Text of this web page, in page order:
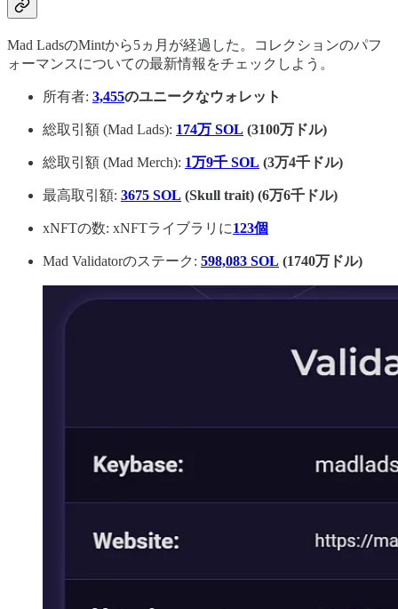
Mad LadsのMintから5ヵ月が経過した。コレクションのパフ
ォーマンスについての最新情報をチェックしよう。
所有者: 3,455のユニークなウォレット
総取引額 (Mad Lads): 174万 SOL (3100万ドル)
総取引額 (Mad Merch): 1万9千 SOL (3万4千ドル)
最高取引額: 3675 SOL (Skull trait) (6万6千ドル)
xNFTの数: xNFTライブラリに123個
Mad Validatorのステーク: 598,083 SOL (1740万ドル)